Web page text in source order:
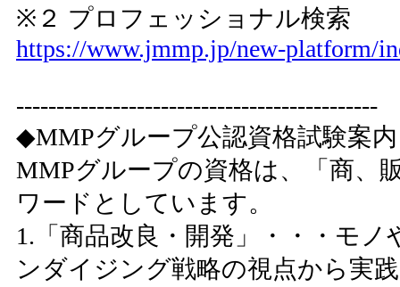
※２ プロフェッショナル検索
https://www.jmmp.jp/new-platform/
---------------------------------------------
◆MMPグループ公認資格試験案
MMPグループの資格は、「商、
ワードとしています。
1.「商品改良・開発」・・・モ
ンダイジング戦略の視点から実